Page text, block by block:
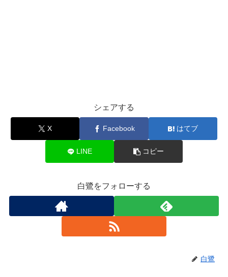
シェアする
X Facebook はてブ
LINE コピー
白鷺をフォローする
白鷺